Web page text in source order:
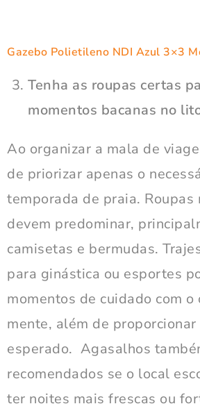
Gazebo Polietileno NDI Azul 3×3
Tenha as roupas certas
momentos bacanas no
Ao organizar a mala de
de priorizar apenas o
temporada de praia. Roupas
devem predominar,
camisetas e bermudas.
para ginástica ou esportes
momentos de cuidado com o
mente, além de
esperado. Agasalhos
recomendados se o local
ter noites mais frescas ou